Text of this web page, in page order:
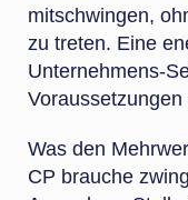
mitschwingen,
zu treten. Eine
Unternehmens-
Was den
CP brauche